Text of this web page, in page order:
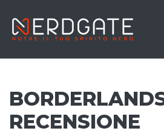
RECENSIONE